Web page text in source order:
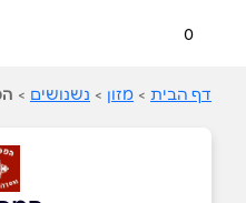
0
דף הבית > מזון > נשנושים >